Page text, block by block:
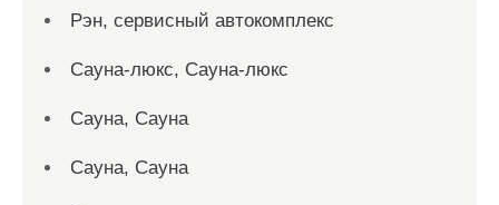
Рэн, сервисный автокомплекс
Сауна-люкс, Сауна-люкс
Сауна, Сауна
Сауна, Сауна